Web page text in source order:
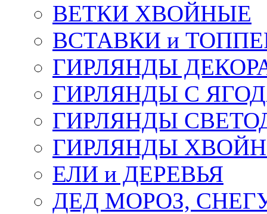
ВЕТКИ ХВОЙНЫЕ
ВСТАВКИ и
ГИРЛЯНДЫ
ГИРЛЯНДЫ С
ГИРЛЯНДЫ
ГИРЛЯНДЫ
ЕЛИ и ДЕРЕВЬЯ
ДЕД МОРОЗ,